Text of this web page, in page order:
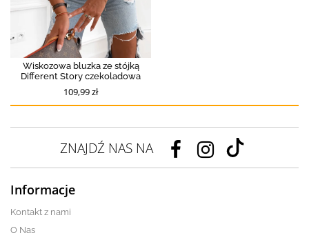
Wiskozowa bluzka ze stójką
Different Story czekoladowa
109,99 zł
ZNAJDŹ NAS NA
Informacje
Kontakt z nami
O Nas